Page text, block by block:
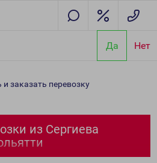
Да Нет
и заказать перевозку
из Сергиева